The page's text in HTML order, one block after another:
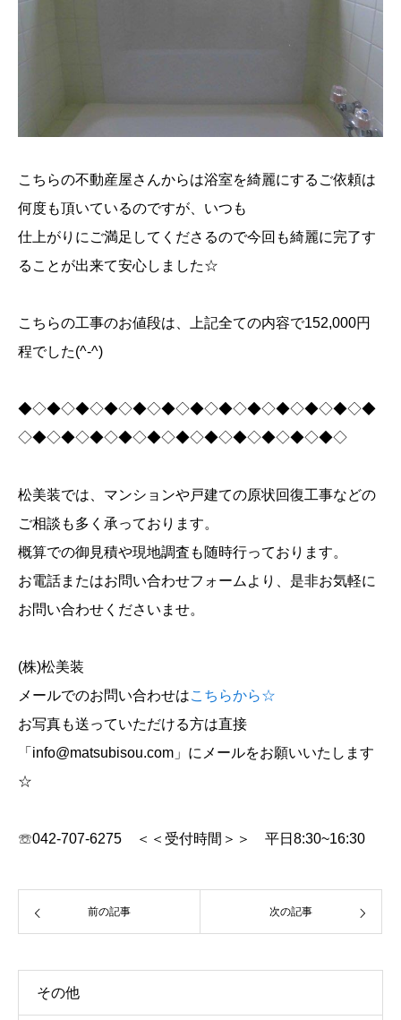
こちらの不動産屋さんからは浴室を綺麗にするご依頼は
何度も頂いているのですが、いつも
仕上がりにご満足してくださるので今回も綺麗に完了す
ることが出来て安心しました☆
こちらの工事のお値段は、上記全ての内容で152,000円
程でした(^-^)
◆◇◆◇◆◇◆◇◆◇◆◇◆◇◆◇◆◇◆◇◆◇◆◇◆
◇◆◇◆◇◆◇◆◇◆◇◆◇◆◇◆◇◆◇◆◇◆◇
松美装では、マンションや戸建ての原状回復工事などの
ご相談も多く承っております。
概算での御見積や現地調査も随時行っております。
お電話またはお問い合わせフォームより、是非お気軽に
お問い合わせくださいませ。
(株)松美装
メールでのお問い合わせはこちらから☆
お写真も送っていただける方は直接
「info@matsubisou.com」にメールをお願いいたします
☆
☏042-707-6275 ＜＜受付時間＞＞ 平日8:30~16:30
前の記事 次の記事
その他